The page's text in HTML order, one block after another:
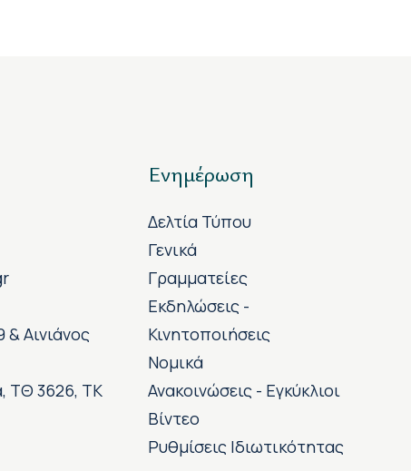
Αινιάνος
ΤΘ 3626, ΤΚ
Ενημέρωση
Δελτία Τύπου
Γενικά
Γραμματείες
Εκδηλώσεις -
Κινητοποιήσεις
Νομικά
Ανακοινώσεις - Εγκύκλιοι
Βίντεο
Ρυθμίσεις Ιδιωτικότητας